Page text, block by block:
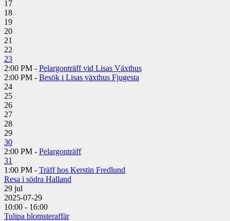
17
18
19
20
21
22
23
2:00 PM - Pelargonträff vid Lisas Växthus
2:00 PM - Besök i Lisas växthus Fjugesta
24
25
26
27
28
29
30
2:00 PM - Pelargonträff
31
1:00 PM - Träff hos Kerstin Fredlund
Resa i södra Halland
29 jul
2025-07-29
10:00 - 16:00
Tulipa blomsteraffär